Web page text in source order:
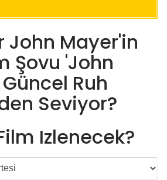
John Mayer'in
Şovu 'John
Ruh
Seviyor?
Izlenecek?